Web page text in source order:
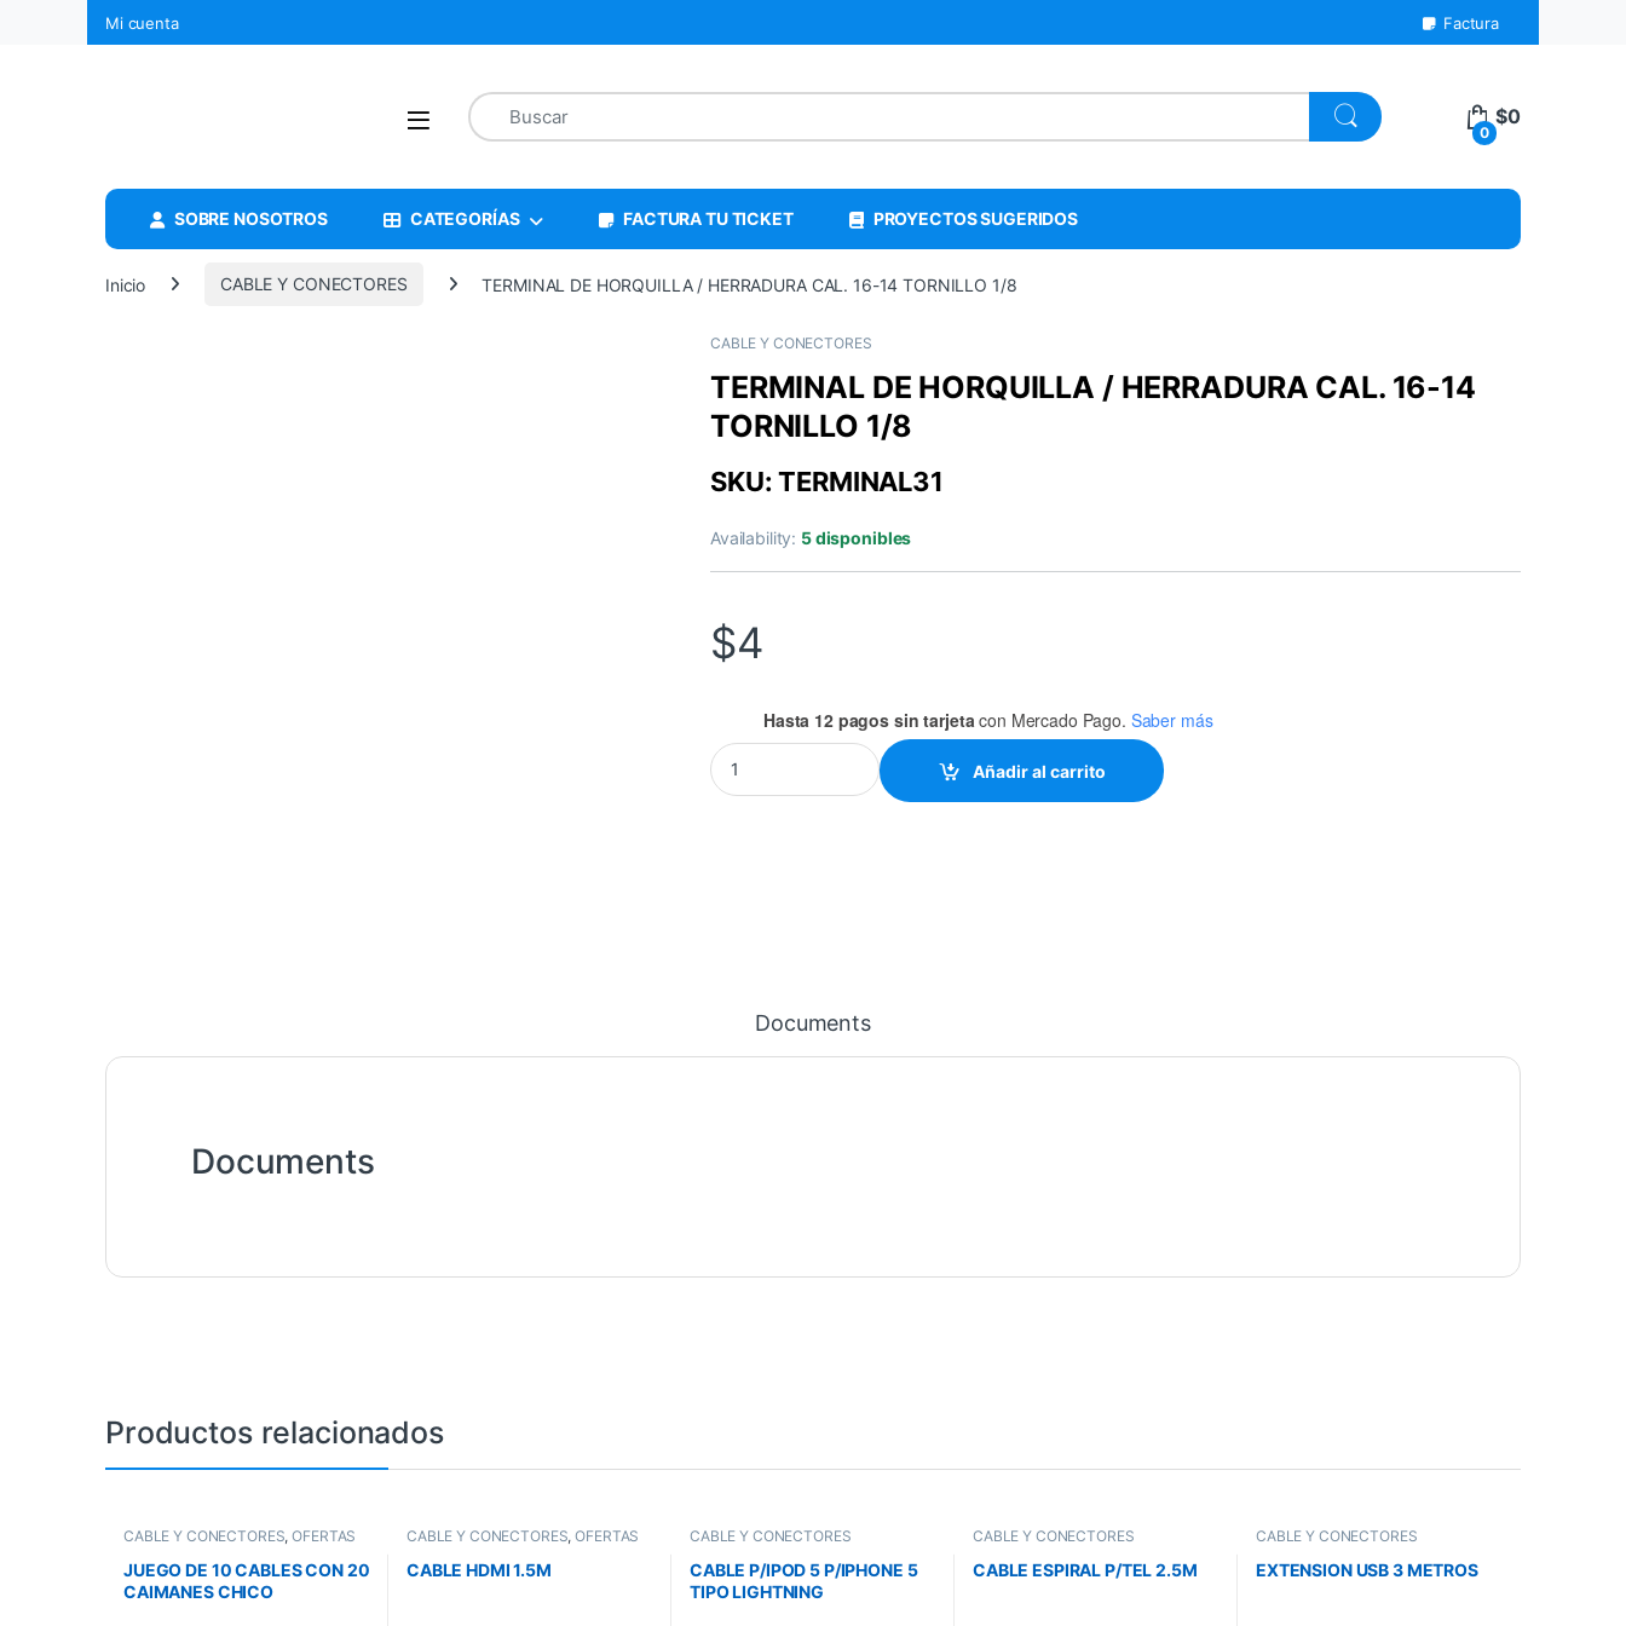
Mi cuenta Factura
0
$0
SOBRE NOSOTROS CATEGORÍAS FACTURA TU TICKET PROYECTOS SUGERIDOS
Inicio CABLE Y CONECTORES TERMINAL DE HORQUILLA / HERRADURA CAL. 16-14 TORNILLO 1/8
CABLE Y CONECTORES
TERMINAL DE HORQUILLA / HERRADURA CAL. 16-14
TORNILLO 1/8
SKU: TERMINAL31
Availability: 5 disponibles
$4
Hasta 12 pagos sin tarjeta con Mercado Pago. Saber más
TERMINAL DE HORQUILLA / HERRADURA CAL. 16-14 TORNILLO 1/8 quantity
Añadir al carrito
Documents
Documents
Productos relacionados
CABLE Y CONECTORES,OFERTAS
JUEGO DE 10 CABLES CON 20
CAIMANES CHICO
CABLE Y CONECTORES,OFERTAS
CABLE HDMI 1.5M
CABLE Y CONECTORES
CABLE P/IPOD 5 P/IPHONE 5
TIPO LIGHTNING
CABLE Y CONECTORES
CABLE ESPIRAL P/TEL 2.5M
CABLE Y CONECTORES
EXTENSION USB 3 METROS